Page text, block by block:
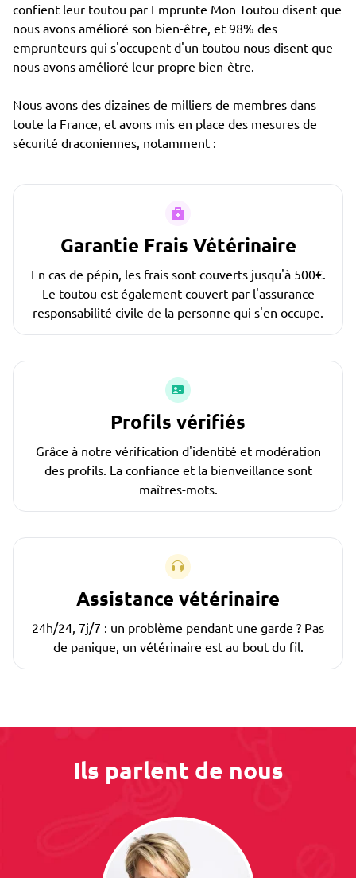
confient leur toutou par Emprunte Mon Toutou disent que
nous avons amélioré son bien-être, et 98% des
emprunteurs qui s'occupent d'un toutou nous disent que
nous avons amélioré leur propre bien-être.
Nous avons des dizaines de milliers de membres dans
toute la France, et avons mis en place des mesures de
sécurité draconiennes, notamment :
Garantie Frais Vétérinaire
En cas de pépin, les frais sont couverts jusqu'à 500€.
Le toutou est également couvert par l'assurance
responsabilité civile de la personne qui s'en occupe.
Profils vérifiés
Grâce à notre vérification d'identité et modération
des profils. La confiance et la bienveillance sont
maîtres-mots.
Assistance vétérinaire
24h/24, 7j/7 : un problème pendant une garde ? Pas
de panique, un vétérinaire est au bout du fil.
Ils parlent de nous